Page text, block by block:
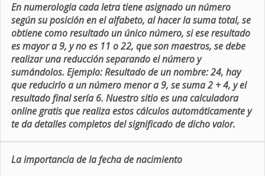
En numerologia cada letra tiene asignado un número
según su posición en el alfabeto, al hacer la suma total, se
obtiene como resultado un único número, si ese resultado
es mayor a 9, y no es 11 o 22, que son maestros, se debe
realizar una reducción separando el número y
sumándolos. Ejemplo: Resultado de un nombre: 24, hay
que reducirlo a un número menor a 9, se suma 2 + 4, y el
resultado final sería 6. Nuestro sitio es una calculadora
online gratis que realiza estos cálculos automáticamente y
te da detalles completos del significado de dicho valor.
La importancia de la fecha de nacimiento